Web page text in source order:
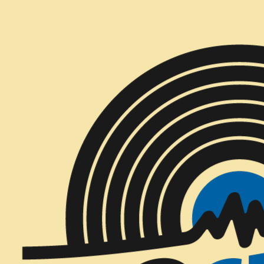
¡Gracias por comprar en La Octava
Ofrecemos reembolso y/o cambio
ofrecerá un reembolso y/o cambio de
Elegibilidad para reembolsos y cambios
Tu artículo debe estar sin usar y en
El artículo debe estar en el embalaje
Para completar tu devolución,